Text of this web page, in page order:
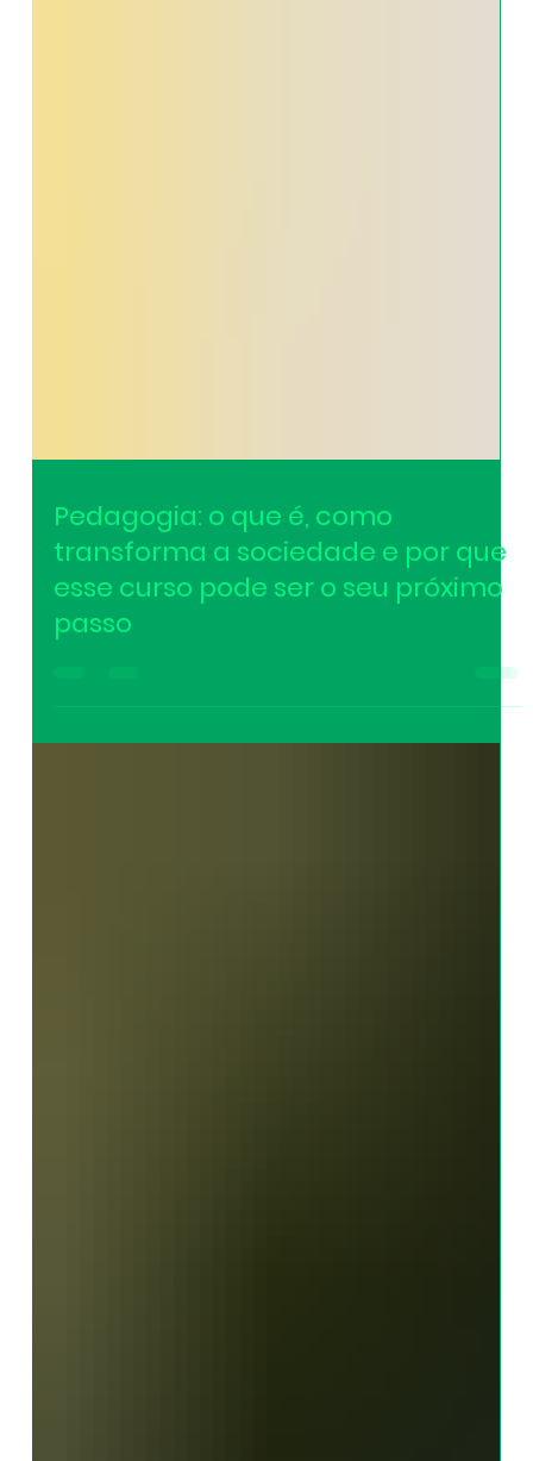
Pedagogia: o que é, como
transforma a sociedade e por que
esse curso pode ser o seu próximo